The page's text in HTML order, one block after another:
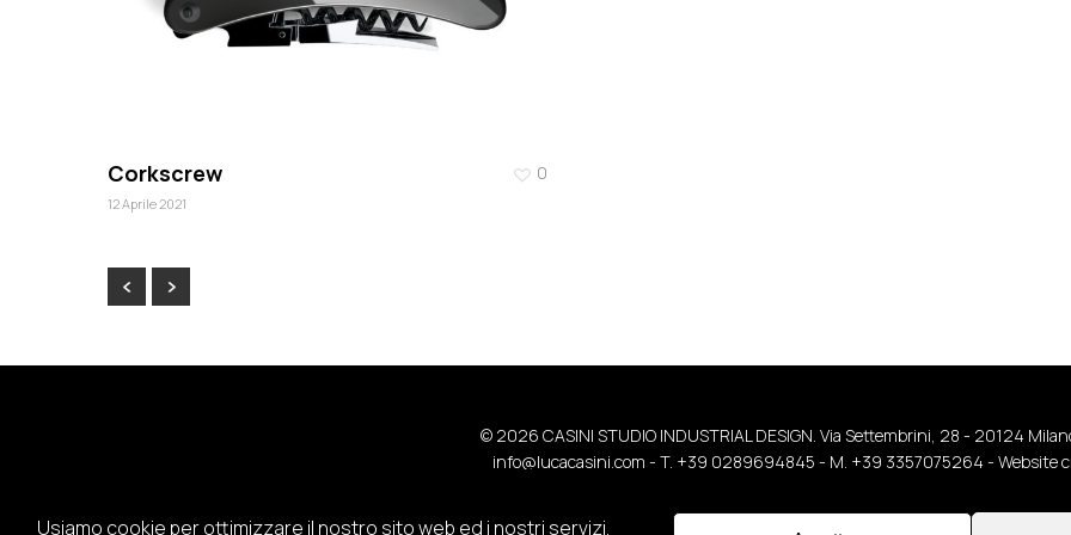
Usiamo cookie per ottimizzare il nostro sito web ed i nostri servizi.
Corkscrew
12 Aprile 2021
0
© 2026 CASINI STUDIO INDUSTRIAL DESIGN. Via Settembrini, 28 - 20124
info@lucacasini.com - T. +39 0289694845 - M. +39 3357075264 -Website